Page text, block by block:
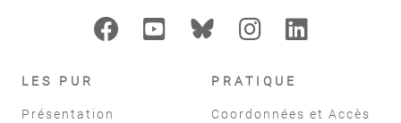
LES PUR
Présentation
PRATIQUE
Coordonnées et Accès